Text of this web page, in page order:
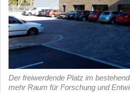
Der freiwerdende Platz im
mehr Raum für Forschung und